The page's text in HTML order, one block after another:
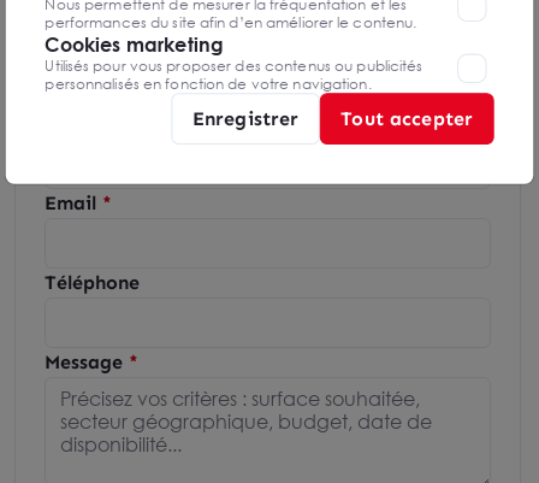
04 74 070 070
Mettre en favoris
Email
Téléphone
Message
Nous permettent de mesurer la fréquentation et les
performances du site afin d’en améliorer le contenu.
Cookies marketing
Utilisés pour vous proposer des contenus ou publicités
personnalisés en fonction de votre navigation.
Enregistrer Tout accepter